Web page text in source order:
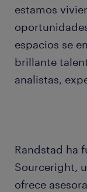
estamos
espacios se
brillante
analistas,
Randstad ha
Sourceright,
ofrece